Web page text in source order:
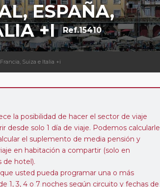
ESPAÑA,
+I
Ref.15410
Suiza e Italia +i
la posibilidad de hacer el sector de viaje
desde solo 1 día de viaje. Podemos calcularle
el suplemento de media pensión y
en habitación a compartir (solo en
de hotel).
usted pueda programar una o más
1, 3, 4 o 7 noches según circuito y fechas de